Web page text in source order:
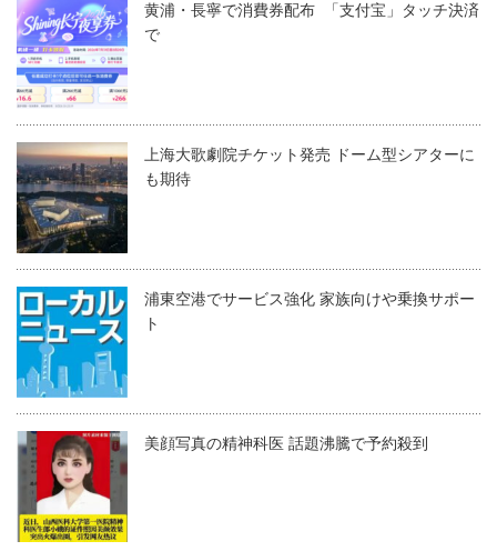
黄浦・長寧で消費券配布 「支付宝」タッチ決済
で
上海大歌劇院チケット発売 ドーム型シアターに
も期待
浦東空港でサービス強化 家族向けや乗換サポー
ト
美顔写真の精神科医 話題沸騰で予約殺到